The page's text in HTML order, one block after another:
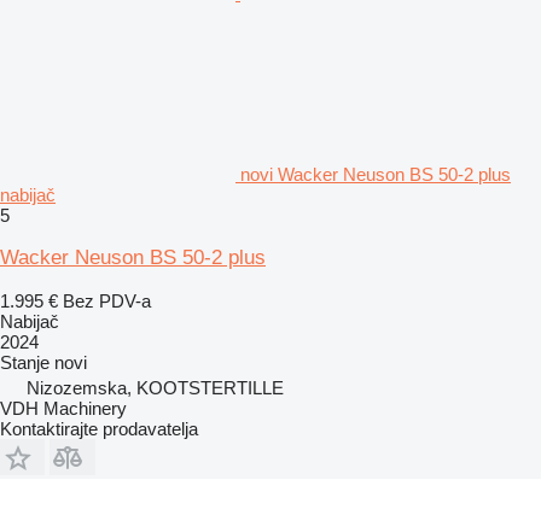
novi Wacker Neuson BS 50-2 plus
nabijač
5
Wacker Neuson BS 50-2 plus
1.995 € Bez PDV-a
Nabijač
2024
Stanje novi
Nizozemska, KOOTSTERTILLE
VDH Machinery
Kontaktirajte prodavatelja